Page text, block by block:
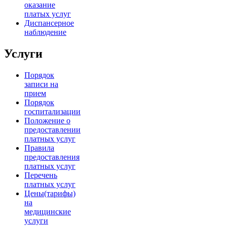
оказание
платых услуг
Диспансерное
наблюдение
Услуги
Порядок
записи на
прием
Порядок
госпитализации
Положение о
предоставлении
платных услуг
Правила
предоставления
платных услуг
Перечень
платных услуг
Цены(тарифы)
на
медицинские
услуги